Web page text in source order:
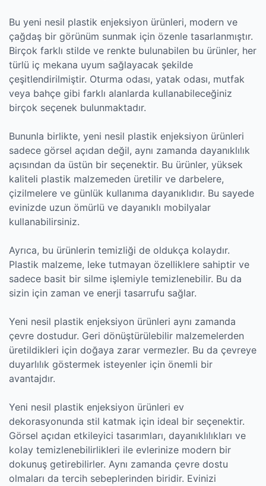
Bu yeni nesil plastik enjeksiyon ürünleri, modern ve
çağdaş bir görünüm sunmak için özenle tasarlanmıştır.
Birçok farklı stilde ve renkte bulunabilen bu ürünler, her
türlü iç mekana uyum sağlayacak şekilde
çeşitlendirilmiştir. Oturma odası, yatak odası, mutfak
veya bahçe gibi farklı alanlarda kullanabileceğiniz
birçok seçenek bulunmaktadır.
Bununla birlikte, yeni nesil plastik enjeksiyon ürünleri
sadece görsel açıdan değil, aynı zamanda dayanıklılık
açısından da üstün bir seçenektir. Bu ürünler, yüksek
kaliteli plastik malzemeden üretilir ve darbelere,
çizilmelere ve günlük kullanıma dayanıklıdır. Bu sayede
evinizde uzun ömürlü ve dayanıklı mobilyalar
kullanabilirsiniz.
Ayrıca, bu ürünlerin temizliği de oldukça kolaydır.
Plastik malzeme, leke tutmayan özelliklere sahiptir ve
sadece basit bir silme işlemiyle temizlenebilir. Bu da
sizin için zaman ve enerji tasarrufu sağlar.
Yeni nesil plastik enjeksiyon ürünleri aynı zamanda
çevre dostudur. Geri dönüştürülebilir malzemelerden
üretildikleri için doğaya zarar vermezler. Bu da çevreye
duyarlılık göstermek isteyenler için önemli bir
avantajdır.
Yeni nesil plastik enjeksiyon ürünleri ev
dekorasyonunda stil katmak için ideal bir seçenektir.
Görsel açıdan etkileyici tasarımları, dayanıklılıkları ve
kolay temizlenebilirlikleri ile evlerinize modern bir
dokunuş getirebilirler. Aynı zamanda çevre dostu
olmaları da tercih sebeplerinden biridir. Evinizi